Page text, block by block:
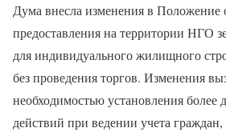
Дума внесла изменения в Положение
предоставления на территории НГО
для индивидуального жилищного
без проведения торгов. Изменения
необходимостью установления более
действий при ведении учета